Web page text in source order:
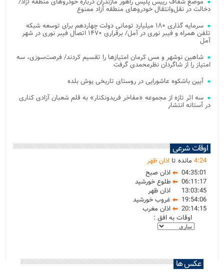
دخالت در نقل‌وانتقال خودروهای منطقه آزاد ممنوع
سرمایه گذاری ۱۸۰ میلیارد تومانی دولت چهاردهم برای توسعه شبکه
تلفن همراه و فیبر نوری در آمل/ برقراری ۱۴۷۰ اتصال فیبر نوری در شهر
آمل
شاهین نوشهر و مس کرمان امتیازها را تقسیم کردند/ فرصت‌سوزی، سه
امتیاز را از شاگردان نظرمحمدی گرفت
آیین باشکوه عاشورایی در روستای تاریخی یوش بلده
سه اثر تازه از مجموعه «مفاخر فریدونکنار» به قلم شعبان آزادی کناری
در آستانه انتشار
اوقات شرعی
4:24 مانده تااذان ظهر
04:35:01
اذان صبح
06:11:17
طلوع خورشید
13:03:45
اذان ظهر
19:54:06
غروب خورشید
20:14:15
اذان مغرب
اوقات به افق :
عکس ها